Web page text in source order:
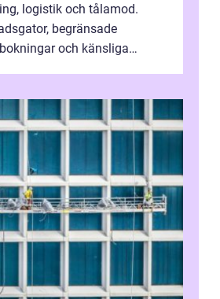
logistik och tålamod.
begränsade
och känsliga